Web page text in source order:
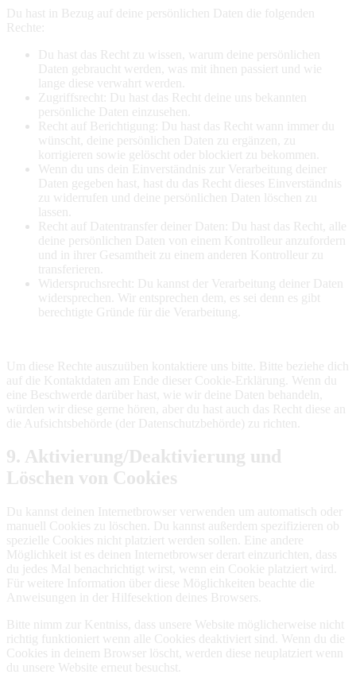
Du hast in Bezug auf deine persönlichen Daten die folgenden
Rechte:
Du hast das Recht zu wissen, warum deine persönlichen
Daten gebraucht werden, was mit ihnen passiert und wie
lange diese verwahrt werden.
Zugriffsrecht: Du hast das Recht deine uns bekannten
persönliche Daten einzusehen.
Recht auf Berichtigung: Du hast das Recht wann immer du
wünscht, deine persönlichen Daten zu ergänzen, zu
korrigieren sowie gelöscht oder blockiert zu bekommen.
Wenn du uns dein Einverständnis zur Verarbeitung deiner
Daten gegeben hast, hast du das Recht dieses Einverständnis
zu widerrufen und deine persönlichen Daten löschen zu
lassen.
Recht auf Datentransfer deiner Daten: Du hast das Recht, alle
deine persönlichen Daten von einem Kontrolleur anzufordern
und in ihrer Gesamtheit zu einem anderen Kontrolleur zu
transferieren.
Widerspruchsrecht: Du kannst der Verarbeitung deiner Daten
widersprechen. Wir entsprechen dem, es sei denn es gibt
berechtigte Gründe für die Verarbeitung.
Um diese Rechte auszuüben kontaktiere uns bitte. Bitte beziehe dich
auf die Kontaktdaten am Ende dieser Cookie-Erklärung. Wenn du
eine Beschwerde darüber hast, wie wir deine Daten behandeln,
würden wir diese gerne hören, aber du hast auch das Recht diese an
die Aufsichtsbehörde (der Datenschutzbehörde) zu richten.
9. Aktivierung/Deaktivierung und
Löschen von Cookies
Du kannst deinen Internetbrowser verwenden um automatisch oder
manuell Cookies zu löschen. Du kannst außerdem spezifizieren ob
spezielle Cookies nicht platziert werden sollen. Eine andere
Möglichkeit ist es deinen Internetbrowser derart einzurichten, dass
du jedes Mal benachrichtigt wirst, wenn ein Cookie platziert wird.
Für weitere Information über diese Möglichkeiten beachte die
Anweisungen in der Hilfesektion deines Browsers.
Bitte nimm zur Kentniss, dass unsere Website möglicherweise nicht
richtig funktioniert wenn alle Cookies deaktiviert sind. Wenn du die
Cookies in deinem Browser löscht, werden diese neuplatziert wenn
du unsere Website erneut besuchst.